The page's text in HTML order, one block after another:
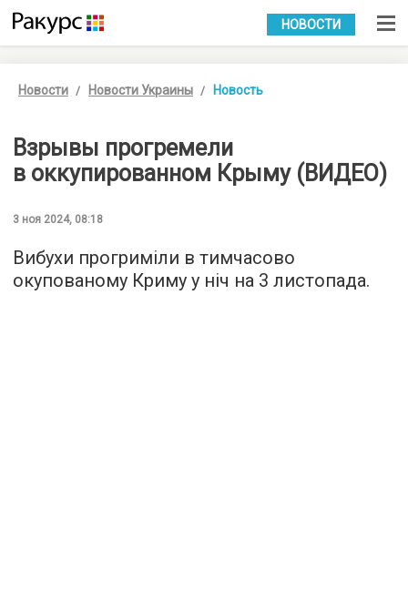
УКР РУС
НОВОСТИ
Новости Новости Украины Новость
Взрывы прогремели
в оккупированном Крыму (ВИДЕО)
3 ноя 2024, 08:18
Вибухи прогриміли в тимчасово
окупованому Криму у ніч на 3 листопада.